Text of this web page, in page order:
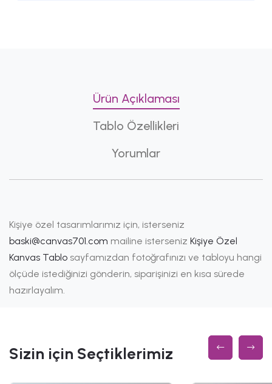
Ürün Açıklaması
Tablo Özellikleri
Yorumlar
Kişiye özel tasarımlarımız için, isterseniz
baski@canvas701.com mailine isterseniz Kişiye Özel
Kanvas Tablo sayfamızdan fotoğrafınızı ve tabloyu hangi
ölçüde istediğinizi gönderin, siparişinizi en kısa sürede
hazırlayalım.
Sizin için Seçtiklerimiz